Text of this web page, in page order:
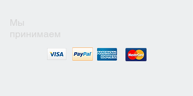
Мы
принимаем